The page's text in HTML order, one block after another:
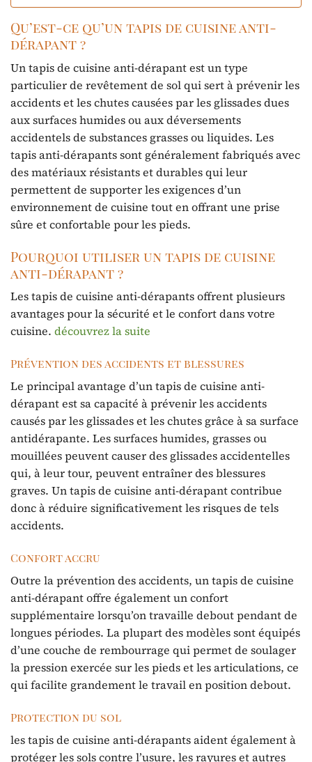
Qu’est-ce qu’un tapis de cuisine anti-
dérapant ?
Un tapis de cuisine anti-dérapant est un type
particulier de revêtement de sol qui sert à prévenir les
accidents et les chutes causées par les glissades dues
aux surfaces humides ou aux déversements
accidentels de substances grasses ou liquides. Les
tapis anti-dérapants sont généralement fabriqués avec
des matériaux résistants et durables qui leur
permettent de supporter les exigences d’un
environnement de cuisine tout en offrant une prise
sûre et confortable pour les pieds.
Pourquoi utiliser un tapis de cuisine
anti-dérapant ?
Les tapis de cuisine anti-dérapants offrent plusieurs
avantages pour la sécurité et le confort dans votre
cuisine. découvrez la suite
Prévention des accidents et blessures
Le principal avantage d’un tapis de cuisine anti-
dérapant est sa capacité à prévenir les accidents
causés par les glissades et les chutes grâce à sa surface
antidérapante. Les surfaces humides, grasses ou
mouillées peuvent causer des glissades accidentelles
qui, à leur tour, peuvent entraîner des blessures
graves. Un tapis de cuisine anti-dérapant contribue
donc à réduire significativement les risques de tels
accidents.
Confort accru
Outre la prévention des accidents, un tapis de cuisine
anti-dérapant offre également un confort
supplémentaire lorsqu’on travaille debout pendant de
longues périodes. La plupart des modèles sont équipés
d’une couche de rembourrage qui permet de soulager
la pression exercée sur les pieds et les articulations, ce
qui facilite grandement le travail en position debout.
Protection du sol
les tapis de cuisine anti-dérapants aident également à
protéger les sols contre l’usure, les rayures et autres